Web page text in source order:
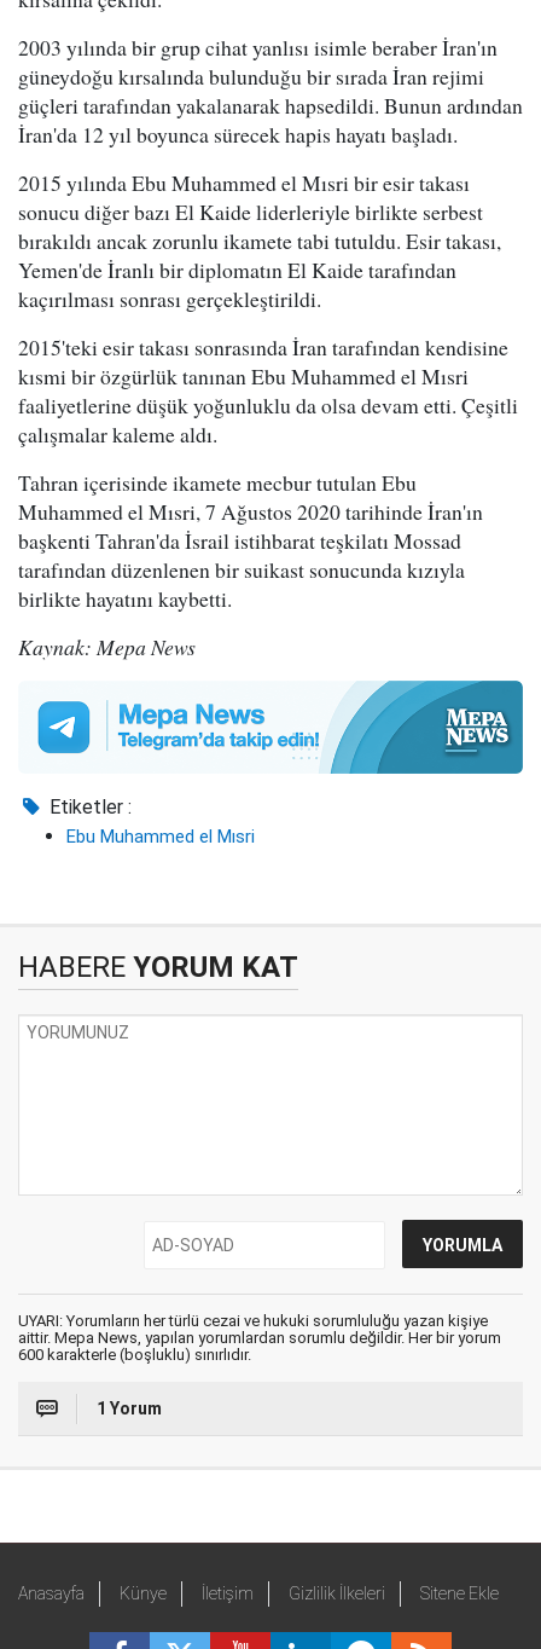
2003 yılında bir grup cihat yanlısı isimle beraber İran'ın
güneydoğu kırsalında bulunduğu bir sırada İran rejimi
güçleri tarafından yakalanarak hapsedildi. Bunun ardından
İran'da 12 yıl boyunca sürecek hapis hayatı başladı.
2015 yılında Ebu Muhammed el Mısri bir esir takası
sonucu diğer bazı El Kaide liderleriyle birlikte serbest
bırakıldı ancak zorunlu ikamete tabi tutuldu. Esir takası,
Yemen'de İranlı bir diplomatın El Kaide tarafından
kaçırılması sonrası gerçekleştirildi.
2015'teki esir takası sonrasında İran tarafından kendisine
kısmi bir özgürlük tanınan Ebu Muhammed el Mısri
faaliyetlerine düşük yoğunluklu da olsa devam etti. Çeşitli
çalışmalar kaleme aldı.
Tahran içerisinde ikamete mecbur tutulan Ebu
Muhammed el Mısri, 7 Ağustos 2020 tarihinde İran'ın
başkenti Tahran'da İsrail istihbarat teşkilatı Mossad
tarafından düzenlenen bir suikast sonucunda kızıyla
birlikte hayatını kaybetti.
Kaynak: Mepa News
Etiketler :
Ebu Muhammed el Mısri
HABERE YORUM KAT
UYARI: Yorumların her türlü cezai ve hukuki sorumluluğu yazan kişiye
aittir. Mepa News, yapılan yorumlardan sorumlu değildir. Her bir yorum
600 karakterle (boşluklu) sınırlıdır.
1 Yorum
Anasayfa Künye İletişim Gizlilik İlkeleri Sitene Ekle